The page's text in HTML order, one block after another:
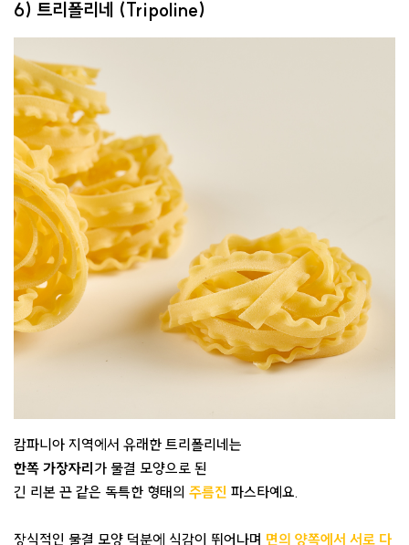
6) 트리폴리네 (Tripoline)
캄파니아 지역에서 유래한 트리폴리네는
한쪽 가장자리가 물결 모양으로 된
긴 리본 끈 같은 독특한 형태의 주름진 파스타예요.
장식적인 물결 모양 덕분에 식감이 뛰어나며 면의 양쪽에서 서로 다